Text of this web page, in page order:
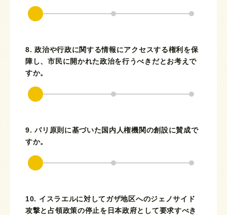
8. 政治や行政に関する情報にアクセスする権利を保
障し、市民に開かれた政治を行うべきだとお考えで
すか。
9. パリ原則に基づいた国内人権機関の創設に賛成で
すか。
10. イスラエルに対してガザ地区へのジェノサイド
攻撃と占領政策の停止を日本政府として要求すべき